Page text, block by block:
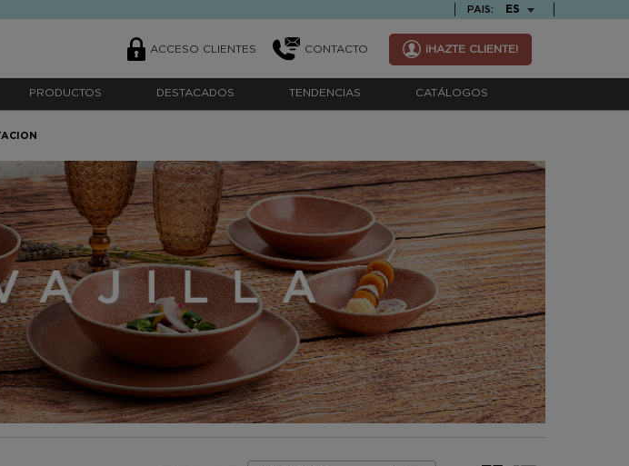
PAIS: TEXT.LANGUAGE
ES
ACCESO CLIENTES CONTACTO ¡HAZTE CLIENTE!
PRODUCTOS DESTACADOS TENDENCIAS CATÁLOGOS